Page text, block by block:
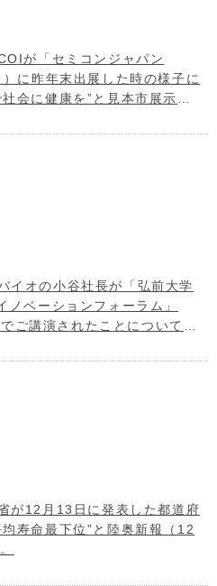
が「セミコンジャパン
に昨年末出展した時の様子に
会に健康を”と見本市展示会
イオの小谷社長が「弘前大学
ベーションフォーラム」
ご講演されたことについて、
が12月13日に発表した都道府
寿命最下位”と陸奥新報（12